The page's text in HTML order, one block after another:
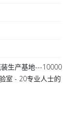
生产基地---10000
室 - 20专业人士的